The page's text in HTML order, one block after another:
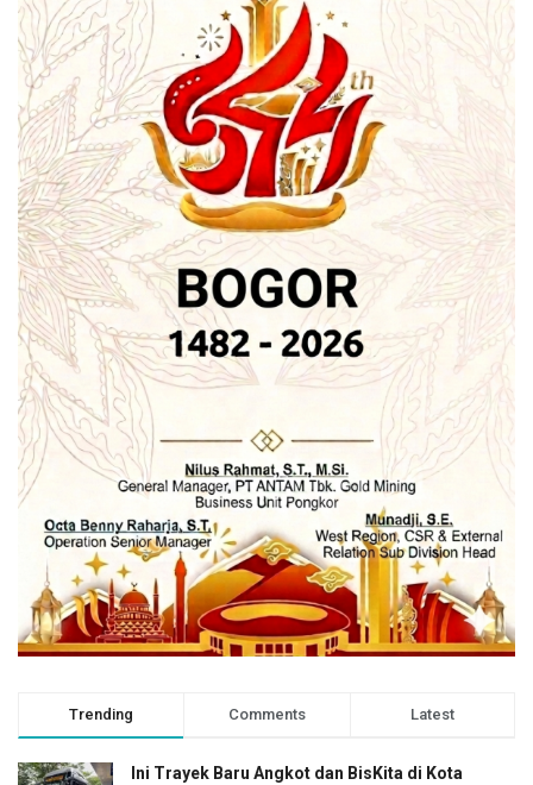
Trending Comments Latest
Ini Trayek Baru Angkot dan BisKita di Kota